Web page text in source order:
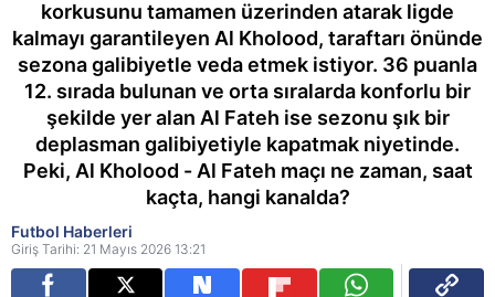
korkusunu tamamen üzerinden atarak ligde
kalmayı garantileyen Al Kholood, taraftarı önünde
sezona galibiyetle veda etmek istiyor. 36 puanla
12. sırada bulunan ve orta sıralarda konforlu bir
şekilde yer alan Al Fateh ise sezonu şık bir
deplasman galibiyetiyle kapatmak niyetinde.
Peki, Al Kholood - Al Fateh maçı ne zaman, saat
kaçta, hangi kanalda?
Futbol Haberleri
Giriş Tarihi: 21 Mayıs 2026 13:21